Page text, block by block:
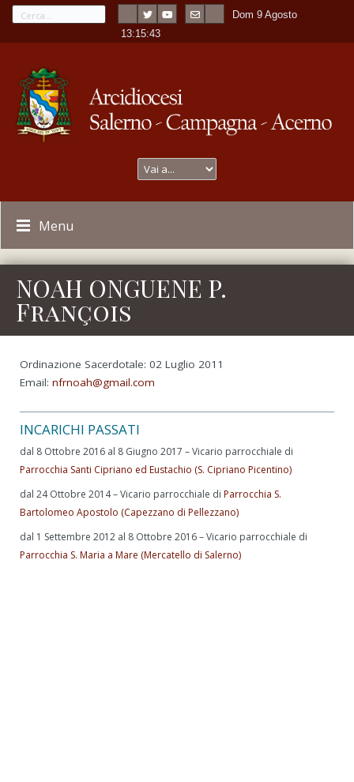
Dom 9 Agosto
13:15:43
Menu
NOAH ONGUENE P.
François
Ordinazione Sacerdotale: 02 Luglio 2011
Email: nfrnoah@gmail.com
INCARICHI PASSATI
dal 8 Ottobre 2016 al 8 Giugno 2017 – Vicario parrocchiale di
Parrocchia Santi Cipriano ed Eustachio (S. Cipriano Picentino)
dal 24 Ottobre 2014 – Vicario parrocchiale di Parrocchia S.
Bartolomeo Apostolo (Capezzano di Pellezzano)
dal 1 Settembre 2012 al 8 Ottobre 2016 – Vicario parrocchiale di
Parrocchia S. Maria a Mare (Mercatello di Salerno)